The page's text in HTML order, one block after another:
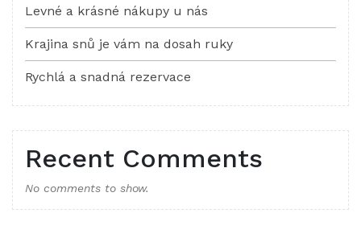
Levné a krásné nákupy u nás
Krajina snů je vám na dosah ruky
Rychlá a snadná rezervace
Recent Comments
No comments to show.